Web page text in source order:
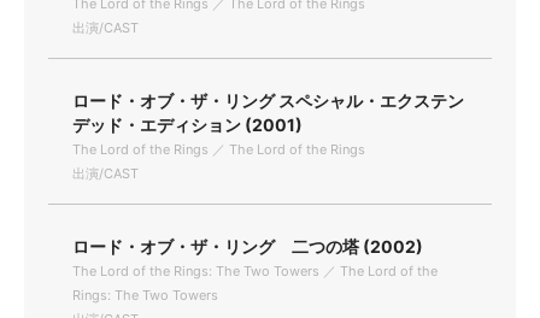
The Lord of the Rings ／ The Lord of the Rings
出演/CAST
ロード・オブ・ザ・リング スペシャル・エクステン
デッド・エディション (2001)
The Lord of the Rings ／ The Lord of the Rings
出演/CAST
ロード・オブ・ザ・リング 二つの塔 (2002)
The Lord of the Rings: The Two Towers ／ The Lord of the
Rings: The Two Towers